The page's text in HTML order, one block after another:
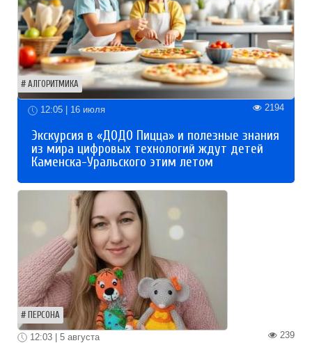
АЛГОРИТМИКА
12:05 | 16 июля 2194
Экскурсия в «ДОДО Пицца» и полезные знания
из мира цифровых технологий ждут детей
Каменска-Уральского этим летом
ПЕРСОНА
239
12:03 | 5 августа